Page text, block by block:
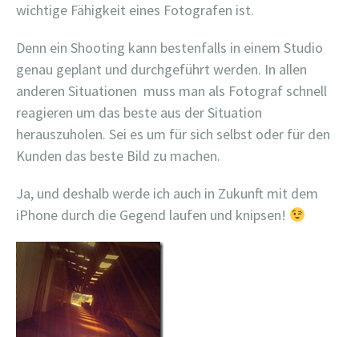
wichtige Fähigkeit eines Fotografen ist.
Denn ein Shooting kann bestenfalls in einem Studio
genau geplant und durchgeführt werden. In allen
anderen Situationen muss man als Fotograf schnell
reagieren um das beste aus der Situation
herauszuholen. Sei es um für sich selbst oder für den
Kunden das beste Bild zu machen.
Ja, und deshalb werde ich auch in Zukunft mit dem
iPhone durch die Gegend laufen und knipsen!